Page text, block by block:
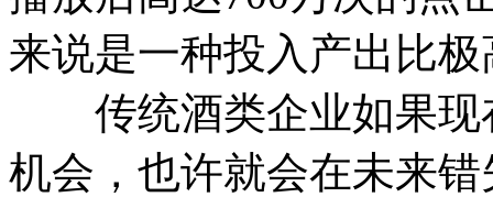
来说是一种投入产出比
传统酒类企业如果现
机会，也许就会在未来